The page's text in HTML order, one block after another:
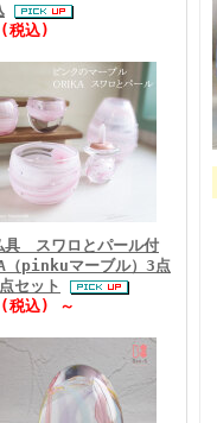
税込)
具 スワロとパール付
pinkuマーブル）3点
セット
税込) ～